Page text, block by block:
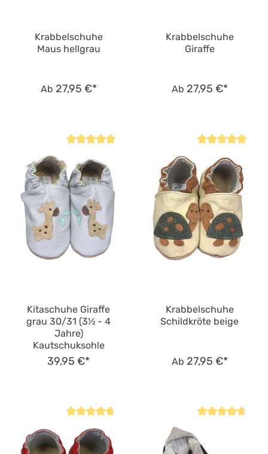
Krabbelschuhe
Maus hellgrau
Ab 27,95 €*
Krabbelschuhe
Giraffe
Ab 27,95 €*
Kitaschuhe Giraffe
grau 30/31 (3½ - 4
Jahre)
Kautschuksohle
39,95 €*
Krabbelschuhe
Schildkröte beige
Ab 27,95 €*
Durchschnittliche Bewertung von 4.7 von 5 Sternen